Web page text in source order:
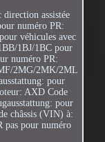
direction assistée
numéro PR:
véhicules avec
1BJ/1BC pour
numéro PR:
2MG/2MK/2ML
pour
AXD Code
pour
châssis (VIN) à:
pas pour numéro